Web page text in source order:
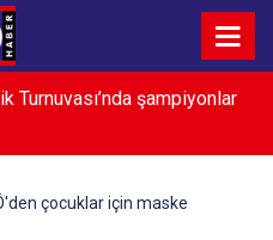
İlkay Çiçek görevden
çocuklar için maske